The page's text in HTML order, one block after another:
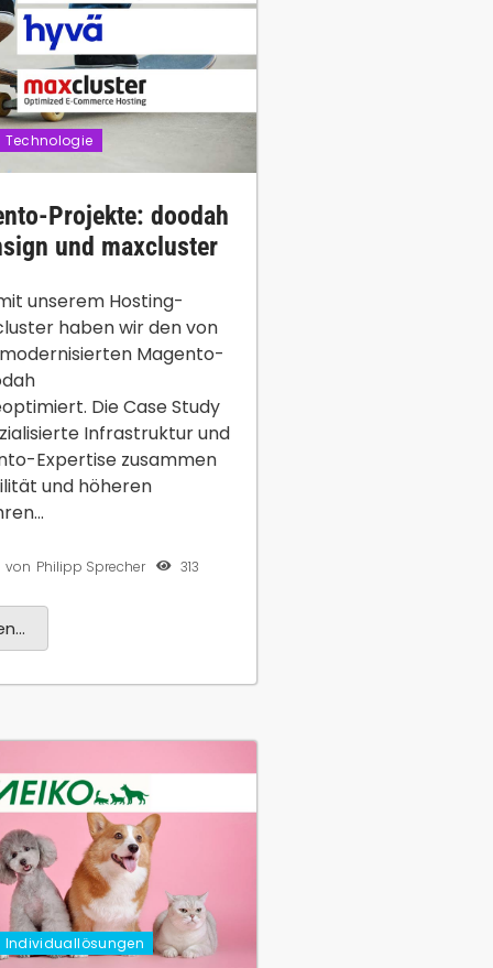
Technologie
Projekte: doodah
und maxcluster
von Philipp Sprecher 313
unserem Hosting-
haben wir den von
Magento-
Die Case Study
Infrastruktur und
Expertise zusammen
und höheren
Individuallösungen